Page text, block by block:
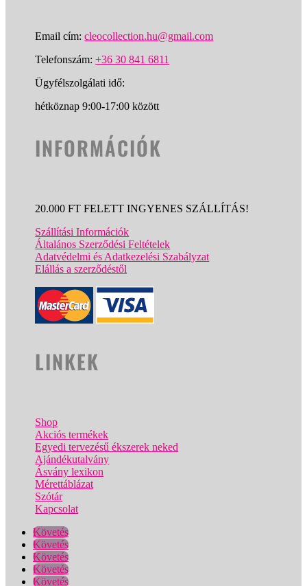
Email cím:cleocollection.hu@gmail.com
Telefonszám:+36 30 841 6811
Ügyfélszolgálati idő:
hétköznap 9:00-17:00 között
INFORMÁCIÓK
20.000 FT FELETT INGYENES SZÁLLÍTÁS!
Szállítási Információk
Általános Szerződési Feltételek
Adatvédelmi és Adatkezelési Szabályzat
Elállás a szerződéstől
LINKEK
Shop
Akciós termékek
Egyedi tervezésű ékszerek neked
Ajándékutalvány
Ásvány lexikon
Mérettáblázat
Szótár
Kapcsolat
Követés
Követés
Követés
Követés
Követés